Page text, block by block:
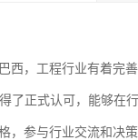
西，工程行业有着完
了正式认可，能够在
，参与行业交流和决